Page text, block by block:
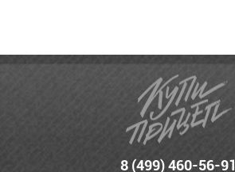
8 (499) 460-56-91